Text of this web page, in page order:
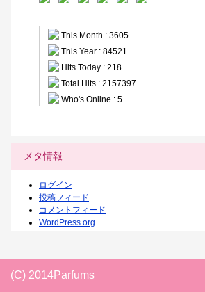
This Month : 3605
This Year : 84521
Hits Today : 218
Total Hits : 2157397
Who's Online : 5
メタ情報
ログイン
投稿フィード
コメントフィード
WordPress.org
(C) 2014Parfums